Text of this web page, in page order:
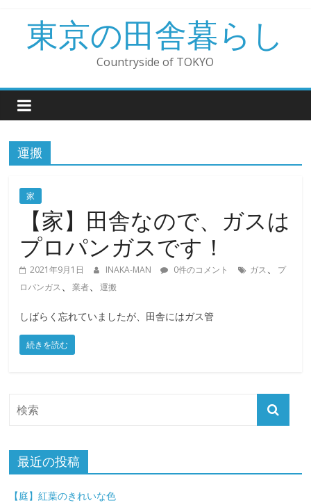
へ
プ
東京の田舎暮らし
Countryside of TOKYO
運搬
家
【家】田舎なので、ガスは
プロパンガスです！
2021年9月1日 INAKA-MAN 0件のコメント ガス、
プ
ロパンガス、業者、運搬
しばらく忘れていましたが、田舎にはガス管
続きを読む
最近の投稿
【庭】紅葉のきれいな色